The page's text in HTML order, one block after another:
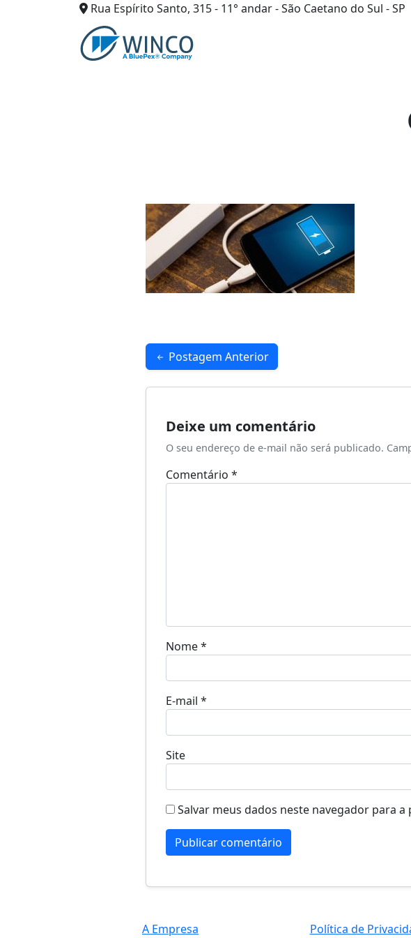
Rua Espírito Santo, 315 - 11° andar - São Caetano do Sul - SP
Navegação
de
Postagem Anterior
Deixe um comentário
O seu endereço de e-mail não será publicado.
Comentário *
Nome*
E-mail *
Site
Salvar meus dados neste navegador para
A Empresa Política de